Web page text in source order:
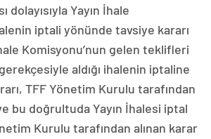
Yayın İhale
iptali yönünde tavsiye kararı
Komisyonu’nun gelen teklifleri
aldığı ihalenin iptaline
TFF Yönetim Kurulu tarafından
bu doğrultuda Yayın İhalesi iptal
Kurulu tarafından alınan karar